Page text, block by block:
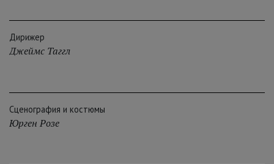
Дирижер
Джеймс Таггл
Сценография и костюмы
Юрген Розе